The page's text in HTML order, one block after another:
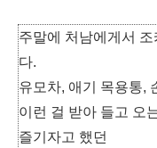
주말에 처남에게서
다.
유모차, 애기 목용통,
이런 걸 받아 들고 오
즐기자고 했던